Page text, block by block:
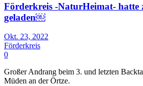
Förderkreis -NaturHeimat- hatte
geladen￼
Okt. 23, 2022
Förderkreis
0
Großer Andrang beim 3. und letzten
Müden an der Örtze.